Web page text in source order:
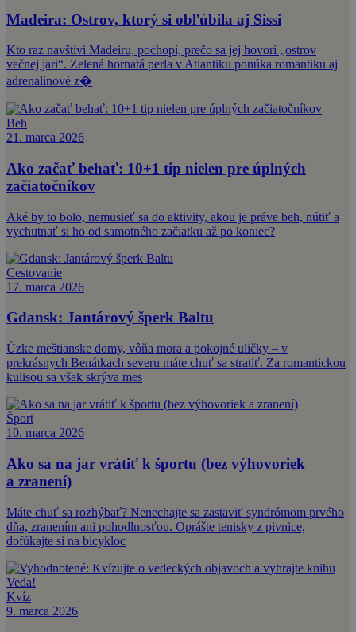
Madeira: Ostrov, ktorý si obľúbila aj Sissi
Kto raz navštívi Madeiru, pochopí, prečo sa jej hovorí „ostrov
večnej jari“. Zelená hornatá perla v Atlantiku ponúka romantiku aj
adrenalínové z�
Beh
21. marca 2026
Ako začať behať: 10+1 tip nielen pre úplných
začiatočníkov
Aké by to bolo, nemusieť sa do aktivity, akou je práve beh, nútiť a
vychutnať si ho od samotného začiatku až po koniec?
Cestovanie
17. marca 2026
Gdansk: Jantárový šperk Baltu
Úzke meštianske domy, vôňa mora a pokojné uličky – v
prekrásnych Benátkach severu máte chuť sa stratiť. Za romantickou
kulisou sa však skrýva mes
Šport
10. marca 2026
Ako sa na jar vrátiť k športu (bez výhovoriek
a zranení)
Máte chuť sa rozhýbať? Nenechajte sa zastaviť syndrómom prvého
dňa, zranením ani pohodlnosťou. Oprášte tenisky z pivnice,
dofúkajte si na bicykloc
Kvíz
9. marca 2026